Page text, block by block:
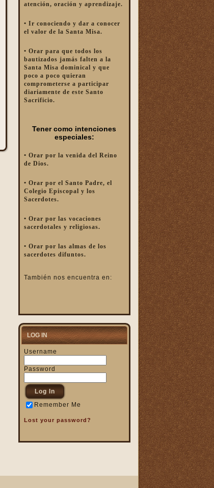
atención, oración y aprendizaje.
• Ir conociendo y dar a conocer
el valor de la Santa Misa.
• Orar para que todos los
bautizados jamás falten a la
Santa Misa dominical y que
poco a poco quieran
comprometerse a participar
diariamente de este Santo
Sacrificio.
Tener como intenciones
especiales:
• Orar por la venida del Reino
de Dios.
• Orar por el Santo Padre, el
Colegio Episcopal y los
Sacerdotes.
• Orar por las vocaciones
sacerdotales y religiosas.
• Orar por las almas de los
sacerdotes difuntos.
También nos encuentra en:
LOG IN
Username
Password
Remember Me
Lost your password?